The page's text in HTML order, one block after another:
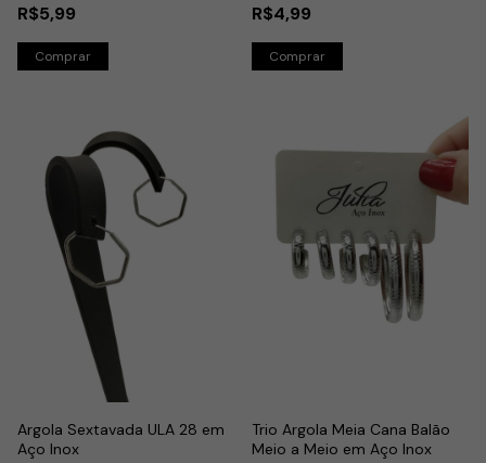
R$5,99 R$4,99
Argola Sextavada ULA 28 em
Aço Inox
Trio Argola Meia Cana Balão
Meio a Meio em Aço Inox